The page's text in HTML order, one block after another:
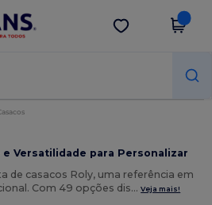
app!
Obter app
e Versatilidade para Personalizar
de casacos Roly, uma referência em
Com 49 opções dis…Veja mais!